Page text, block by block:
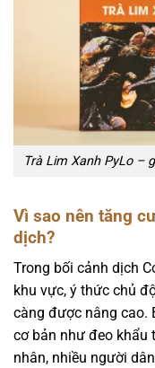
Trà Lim Xanh PyLo –
Vì sao nên tăng
dịch?
Trong bối cảnh dịch
khu vực, ý thức chủ
càng được nâng cao.
cơ bản như đeo khẩu
nhân, nhiều người